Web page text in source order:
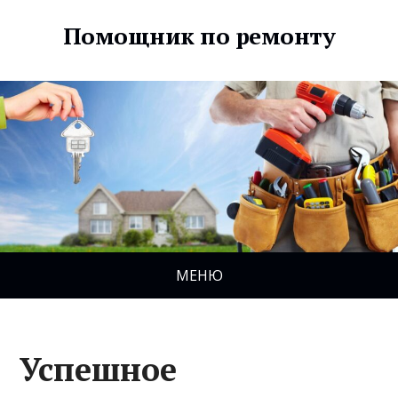
Помощник по ремонту
МЕНЮ
Успешное